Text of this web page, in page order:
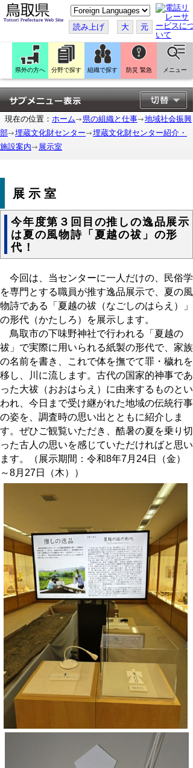
こ
の
ペ
ー
ジ
翻
訳
す
る
読み上げ 大 元
県外の方へ 分野で探す 組織で探す 防災 緊急 メニュー
現在の位置： ホーム 県の組織と仕事
地域社会振興
部
埋蔵文化財センター
埋蔵文化財センター紹介・
施設案内
展示室
展示室
今年度第３回目の推しの逸品展示
は夏の風物詩「夏越の祓」の形
代！
今回は、当センターに一人だけの、民俗学
を専門とする職員が推す逸品展示で、夏の風
物詩である「夏越の祓（なごしのはらえ）」
の形代（かたしろ）を展示します。
鳥取市の下味野神社で行われる「夏越の
祓」で実際に用いられる紙製の形代で、家族
の名前を書き、これで体を撫でて罪・穢れを
移し、川に流します。古代の国家的神事であ
った大祓（おおはらえ）に由来するものとい
われ、今日まで受け継がれた地域の伝統行事
の姿を、調査時の思い出とともに紹介しま
す。ぜひご観覧いただき、酷暑の夏を乗り切
った古人の思いを感じていただければと思い
ます。（展示期間：令和8年7月24日（金）
～8月27日（木））